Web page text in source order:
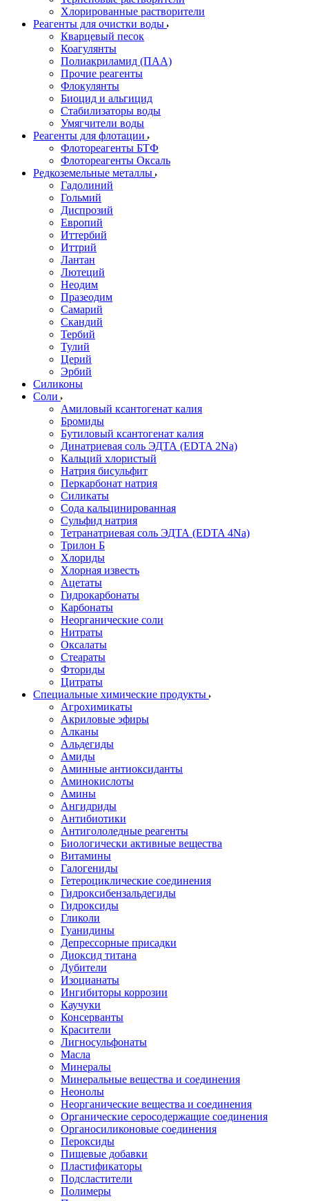
Хлорированные растворители
Реагенты для очистки воды
Кварцевый песок
Коагулянты
Полиакриламид (ПАА)
Прочие реагенты
Флокулянты
Биоцид и альгицид
Стабилизаторы воды
Умягчители воды
Реагенты для флотации
Флотореагенты БТФ
Флотореагенты Оксаль
Редкоземельные металлы
Гадолиний
Гольмий
Диспрозий
Европий
Иттербий
Иттрий
Лантан
Лютеций
Неодим
Празеодим
Самарий
Скандий
Тербий
Тулий
Церий
Эрбий
Силиконы
Соли
Амиловый ксантогенат калия
Бромиды
Бутиловый ксантогенат калия
Динатриевая соль ЭДТА (EDTA 2Na)
Кальций хлористый
Натрия бисульфит
Перкарбонат натрия
Силикаты
Сода кальцинированная
Сульфид натрия
Тетранатриевая соль ЭДТА (EDTA 4Na)
Трилон Б
Хлориды
Хлорная известь
Ацетаты
Гидрокарбонаты
Карбонаты
Неорганические соли
Нитраты
Оксалаты
Стеараты
Фториды
Цитраты
Специальные химические продукты
Агрохимикаты
Акриловые эфиры
Алканы
Альдегиды
Амиды
Аминные антиоксиданты
Аминокислоты
Амины
Ангидриды
Антибиотики
Антигололедные реагенты
Биологически активные вещества
Витамины
Галогениды
Гетероциклические соединения
Гидроксибензальдегиды
Гидроксиды
Гликоли
Гуанидины
Депрессорные присадки
Диоксид титана
Дубители
Изоцианаты
Ингибиторы коррозии
Каучуки
Консерванты
Красители
Лигносульфонаты
Масла
Минералы
Минеральные вещества и соединения
Неонолы
Неорганические вещества и соединения
Органические серосодержащие соединения
Органосиликоновые соединения
Пероксиды
Пищевые добавки
Пластификаторы
Подсластители
Полимеры